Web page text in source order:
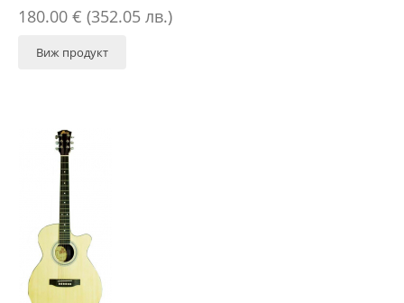
180.00 € (352.05 лв.)
Виж продукт